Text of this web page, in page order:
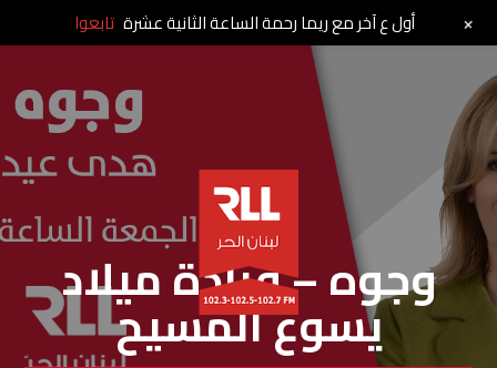
وجوه
وجوه – فرادة ميلاد
يسوع المسيح
أول ع آخر مع ريما رحمة الساعة الثانية عشرة تابعوا +